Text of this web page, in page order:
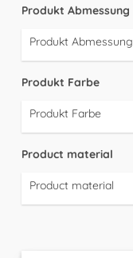
Produkt Abmessung
Produkt Abmessung
Produkt Farbe
Produkt Farbe
Product material
Product material